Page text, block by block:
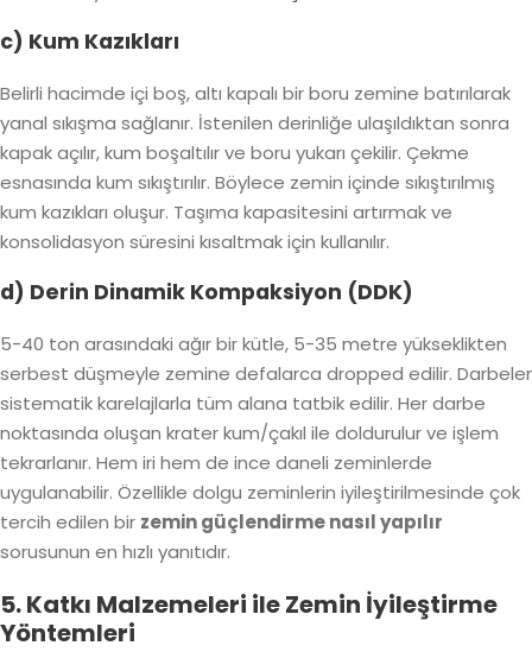
c) Kum Kazıkları
Belirli hacimde içi boş, altı kapalı bir boru zemine batırılarak
yanal sıkışma sağlanır. İstenilen derinliğe ulaşıldıktan sonra
kapak açılır, kum boşaltılır ve boru yukarı çekilir. Çekme
esnasında kum sıkıştırılır. Böylece zemin içinde sıkıştırılmış
kum kazıkları oluşur. Taşıma kapasitesini artırmak ve
konsolidasyon süresini kısaltmak için kullanılır.
d) Derin Dinamik Kompaksiyon (DDK)
5-40 ton arasındaki ağır bir kütle, 5-35 metre yükseklikten
serbest düşmeyle zemine defalarca dropped edilir. Darbeler
sistematik karelajlarla tüm alana tatbik edilir. Her darbe
noktasında oluşan krater kum/çakıl ile doldurulur ve işlem
tekrarlanır. Hem iri hem de ince daneli zeminlerde
uygulanabilir. Özellikle dolgu zeminlerin iyileştirilmesinde çok
tercih edilen bir zemin güçlendirme nasıl yapılır
sorusunun en hızlı yanıtıdır.
5. Katkı Malzemeleri ile Zemin İyileştirme
Yöntemleri